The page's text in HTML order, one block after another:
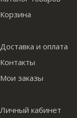
Корзина
Доставка и оплата
Контакты
Мои заказы
Личный кабинет